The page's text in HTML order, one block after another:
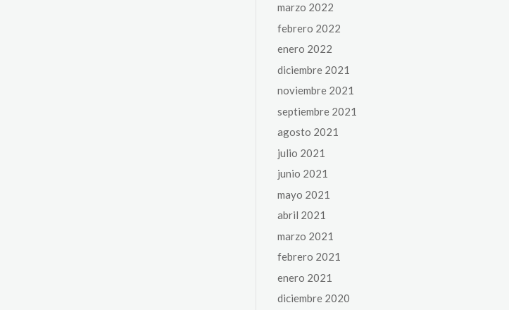
marzo 2022
febrero 2022
enero 2022
diciembre 2021
noviembre 2021
septiembre 2021
agosto 2021
julio 2021
junio 2021
mayo 2021
abril 2021
marzo 2021
febrero 2021
enero 2021
diciembre 2020